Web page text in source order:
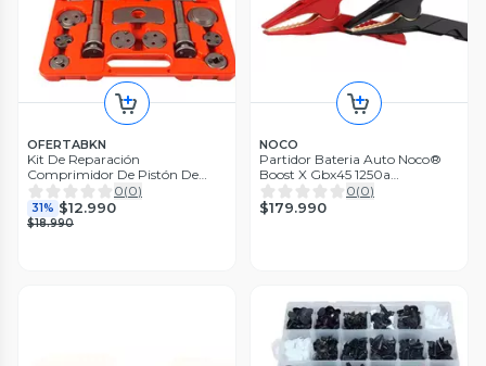
OFERTABKN
Kit De Reparación
Comprimidor De Pistón De
Caliper 21 Piezas
0(0)
31% $12.990
$18.990
NOCO
Partidor Bateria Auto Noco®
Boost X Gbx45 1250a
Profesional
0(0)
$179.990